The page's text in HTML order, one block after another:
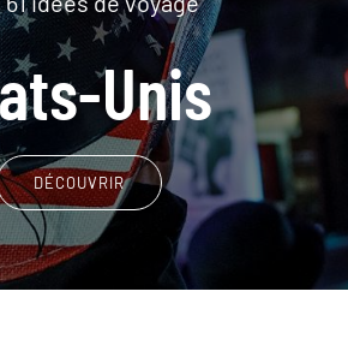
Unis
DÉCOUVRIR